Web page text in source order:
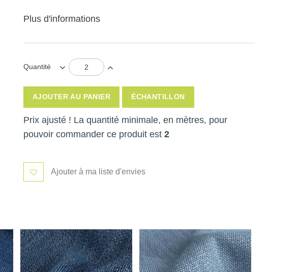
Plus d'informations
Quantité
AJOUTER AU PANIER ÉCHANTILLON
Prix ajusté ! La quantité minimale, en mètres, pour
pouvoir commander ce produit est 2
Ajouter à ma liste d'envies